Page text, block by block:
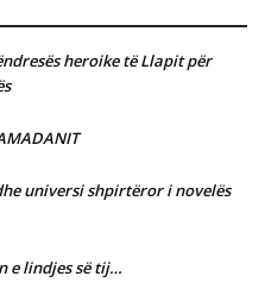
heroike të Llapit për
universi shpirtëror i novelës
e lindjes së tij…